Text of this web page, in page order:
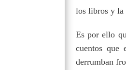
los libros y la
Es por ello
cuentos que
derrumban